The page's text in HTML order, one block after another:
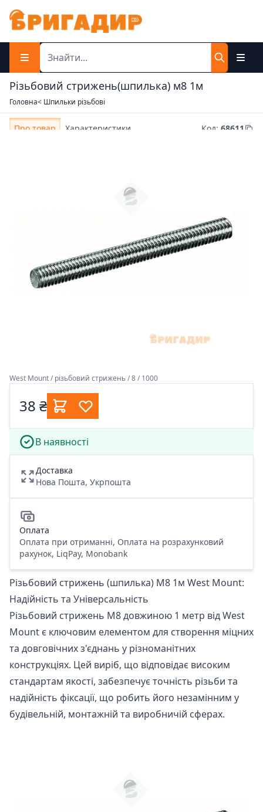
Різьбовий стрижень(шпилька) м8 1м
Головна< Шпильки різьбові
Про товар Характеристики Код: 68611
West Mount / різьбовий стрижень / 8 / 1000
38 ₴
В наявності
Доставка
Нова Пошта, Укрпошта
Оплата
Оплата при отриманні, Оплата на розрахунковий
рахунок, LiqPay, Monobank
Різьбовий стрижень (шпилька) М8 1м West Mount:
Надійність та Універсальність
Різьбовий стрижень М8 довжиною 1 метр від West
Mount є ключовим елементом для створення міцних
та довговічних з'єднань у різноманітних
конструкціях. Цей виріб, що відповідає високим
стандартам якості, забезпечує точність різьби та
надійність фіксації, що робить його незамінним у
будівельній, монтажній та виробничій сферах.